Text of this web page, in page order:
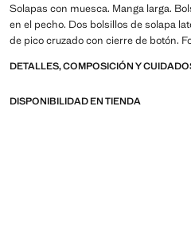
Solapas con muesca. Manga larga.
en el pecho. Dos bolsillos de solapa
de pico cruzado con cierre de botón.
DETALLES, COMPOSICIÓN Y
DISPONIBILIDAD EN TIENDA